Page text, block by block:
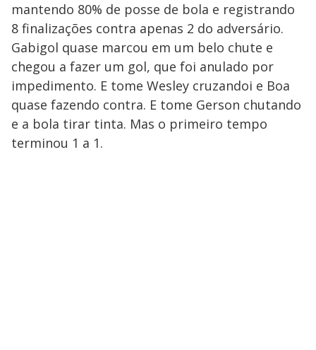
mantendo 80% de posse de bola e registrando
8 finalizações contra apenas 2 do adversário.
Gabigol quase marcou em um belo chute e
chegou a fazer um gol, que foi anulado por
impedimento. E tome Wesley cruzandoi e Boa
quase fazendo contra. E tome Gerson chutando
e a bola tirar tinta. Mas o primeiro tempo
terminou 1 a 1.